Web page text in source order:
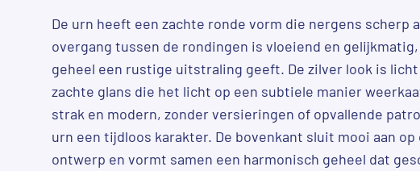
De urn heeft een zachte ronde vorm die nergens scherp
overgang tussen de rondingen is vloeiend en
geheel een rustige uitstraling geeft. De zilver look is
zachte glans die het licht op een subtiele manier
strak en modern, zonder versieringen of opvallende
urn een tijdloos karakter. De bovenkant sluit mooi aan
ontwerp en vormt samen een harmonisch geheel dat